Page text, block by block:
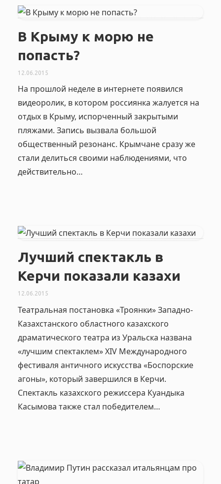
В Крыму к морю не
попасть?
12.06.2015
На прошлой неделе в интернете появился
видеоролик, в котором россиянка жалуется на
отдых в Крыму, испорченный закрытыми
пляжами. Запись вызвала большой
общественный резонанс. Крымчане сразу же
стали делиться своими наблюдениями, что
действительно…
Лучший спектакль в
Керчи показали казахи
12.06.2015
Театральная постановка «Троянки» Западно-
Казахстанского областного казахского
драматического театра из Уральска названа
«лучшим спектаклем» XIV Международного
фестиваля античного искусства «Боспорские
агоны», который завершился в Керчи.
Спектакль казахского режиссера Куандыка
Касымова также стал победителем…